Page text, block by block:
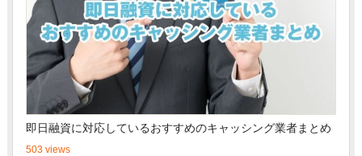
即日融資に対応しているおすすめのキャッシング業者まとめ
503 views